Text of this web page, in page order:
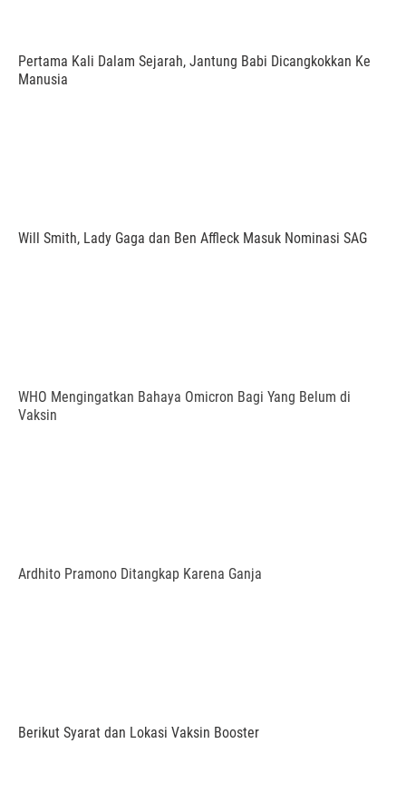
Pertama Kali Dalam Sejarah, Jantung Babi Dicangkokkan Ke
Manusia
Will Smith, Lady Gaga dan Ben Affleck Masuk Nominasi SAG
WHO Mengingatkan Bahaya Omicron Bagi Yang Belum di
Vaksin
Ardhito Pramono Ditangkap Karena Ganja
Berikut Syarat dan Lokasi Vaksin Booster